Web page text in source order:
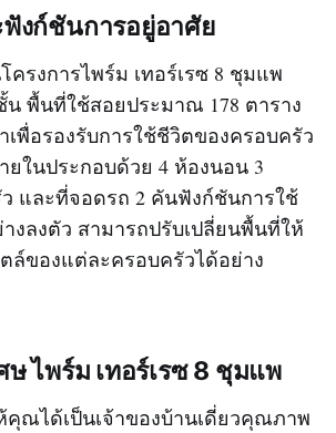
งก์ชันการอยู่อาศัย
ครงการไพร์ม เทอร์เรซ 8 ชุมแพ
น พื้นที่ใช้สอยประมาณ 178 ตาราง
เพื่อรองรับการใช้ชีวิตของครอบครัว
ยในประกอบด้วย 4 ห้องนอน 3
และที่จอดรถ 2 คันฟังก์ชันการใช้
งลงตัว สามารถปรับเปลี่ยนพื้นที่ให้
ล์ของแต่ละครอบครัวได้อย่าง
ไพร์ม เทอร์เรซ 8 ชุมแพ
คุณได้เป็นเจ้าของบ้านเดี่ยวคุณภาพ